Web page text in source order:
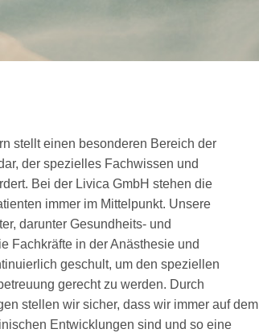
stellt einen besonderen Bereich der
der spezielles Fachwissen und
Bei der Livica GmbH stehen die
immer im Mittelpunkt. Unsere
darunter Gesundheits- und
Fachkräfte in der Anästhesie und
geschult, um den speziellen
gerecht zu werden. Durch
stellen wir sicher, dass wir immer auf dem
Entwicklungen sind und so eine